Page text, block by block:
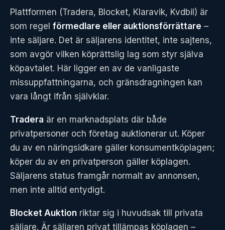
Plattformen (Tradera, Blocket, Klaravik, Kvdbil) är
som regel förmedlare eller auktionsförrättare –
inte säljare. Det är säljarens identitet, inte sajtens,
som avgör vilken köprättslig lag som styr själva
köpavtalet. Här ligger en av de vanligaste
missuppfattningarna, och gränsdragningen kan
vara långt ifrån självklar.
Tradera är en marknadsplats där både
privatpersoner och företag auktionerar ut. Köper
du av en näringsidkare gäller konsumentköplagen;
köper du av en privatperson gäller köplagen.
Säljarens status framgår normalt av annonsen,
men inte alltid entydigt.
Blocket Auktion riktar sig i huvudsak till privata
säljare. Är säljaren privat tillämpas köplagen –